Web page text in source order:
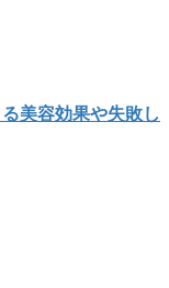
美容効果や失敗し